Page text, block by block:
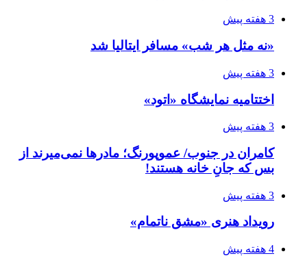
3 هفته پیش
«نه مثل هر شب» مسافر ایتالیا شد
3 هفته پیش
اختتامیه نمایشگاه «اتود»
3 هفته پیش
کامران در جنوب/ عموپورنگ؛ مادرها نمی‌میرند از
بس که جانِ خانه هستند!
3 هفته پیش
رویداد هنری «مشق ناتمام»
4 هفته پیش